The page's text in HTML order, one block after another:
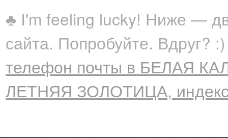
♣ I'm feeling lucky! Ниже —
сайта. Попробуйте. Вдруг? :)
телефон почты в БЕЛАЯ
ЛЕТНЯЯ ЗОЛОТИЦА,